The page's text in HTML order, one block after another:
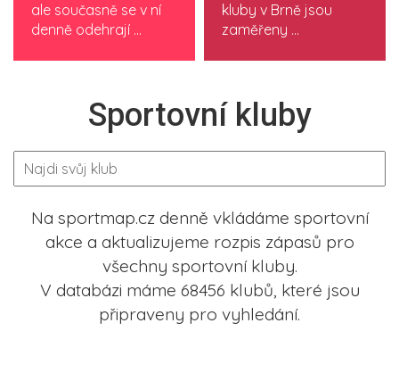
ale současně se v ní
denně odehrají ...
kluby v Brně jsou
zaměřeny ...
Sportovní kluby
Na sportmap.cz denně vkládáme sportovní
akce a aktualizujeme rozpis zápasů pro
všechny sportovní kluby.
V databázi máme 68456 klubů, které jsou
připraveny pro vyhledání.